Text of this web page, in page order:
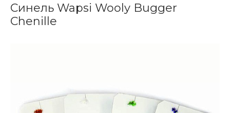
Синель Wapsi Wooly Bugger
Chenille